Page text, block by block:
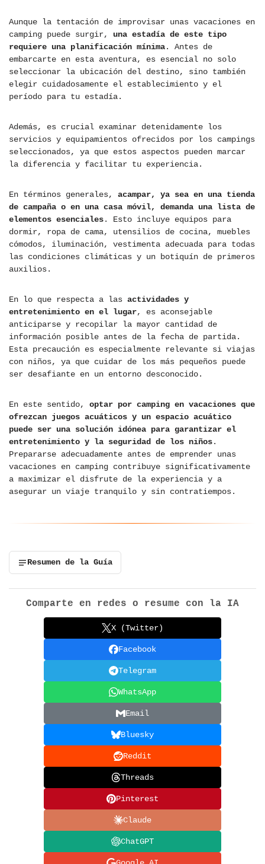
Aunque la tentación de improvisar unas vacaciones en
camping puede surgir, una estadía de este tipo
requiere una planificación mínima. Antes de
embarcarte en esta aventura, es esencial no solo
seleccionar la ubicación del destino, sino también
elegir cuidadosamente el establecimiento y el
período para tu estadía.
Además, es crucial examinar detenidamente los
servicios y equipamientos ofrecidos por los campings
seleccionados, ya que estos aspectos pueden marcar
la diferencia y facilitar tu experiencia.
En términos generales, acampar, ya sea en una tienda
de campaña o en una casa móvil, demanda una lista de
elementos esenciales. Esto incluye equipos para
dormir, ropa de cama, utensilios de cocina, muebles
cómodos, iluminación, vestimenta adecuada para todas
las condiciones climáticas y un botiquín de primeros
auxilios.
En lo que respecta a las actividades y
entretenimiento en el lugar, es aconsejable
anticiparse y recopilar la mayor cantidad de
información posible antes de la fecha de partida.
Esta precaución es especialmente relevante si viajas
con niños, ya que cuidar de los más pequeños puede
ser desafiante en un entorno desconocido.
En este sentido, optar por camping en vacaciones que
ofrezcan juegos acuáticos y un espacio acuático
puede ser una solución idónea para garantizar el
entretenimiento y la seguridad de los niños.
Prepararse adecuadamente antes de emprender unas
vacaciones en camping contribuye significativamente
a maximizar el disfrute de la experiencia y a
asegurar un viaje tranquilo y sin contratiempos.
Resumen de la Guía
Comparte en redes o resume con la IA
X (Twitter)
Facebook
Telegram
WhatsApp
Email
Bluesky
Reddit
Threads
Pinterest
Claude
ChatGPT